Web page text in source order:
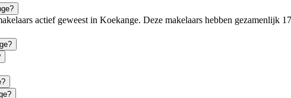
actief geweest in Koekange. Deze makelaars hebben gezamenlijk